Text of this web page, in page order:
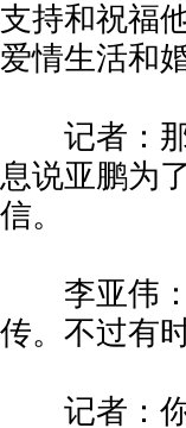
支持和祝福
爱情生活和
记者：那
息说亚鹏为
信。
李亚伟：
传。不过有
记者：你